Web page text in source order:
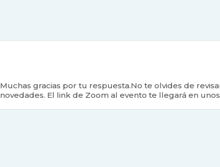
Muchas gracias por tu respuesta.No te olvides de
novedades. El link de Zoom al evento te llegará en